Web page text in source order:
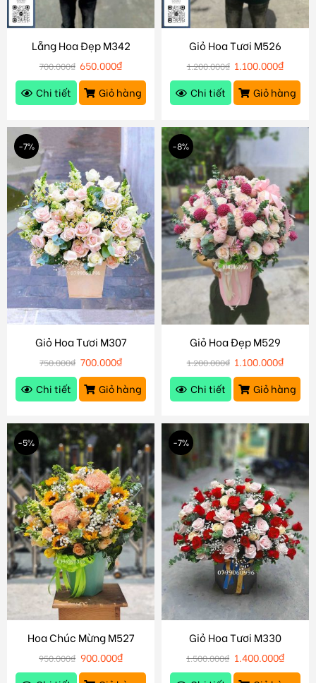
Lẵng Hoa Đẹp M342
700.000₫ 650.000₫
Chi tiết
Giỏ hàng
Giỏ Hoa Tươi M526
1.200.000₫ 1.100.000₫
Chi tiết
Giỏ hàng
-7%
Giỏ Hoa Tươi M307
750.000₫ 700.000₫
Chi tiết
Giỏ hàng
-8%
Giỏ Hoa Đẹp M529
1.200.000₫ 1.100.000₫
Chi tiết
Giỏ hàng
-5%
Hoa Chúc Mừng M527
950.000₫ 900.000₫
-7%
Giỏ Hoa Tươi M330
1.500.000₫ 1.400.000₫